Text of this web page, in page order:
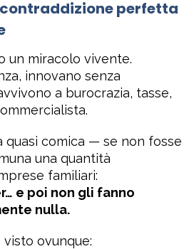
perfetta
un miracolo vivente.
innovano senza
a burocrazia, tasse,
quasi comica — se non fosse
una quantità
familiari:
e poi non gli fanno
nulla.
visto ovunque: